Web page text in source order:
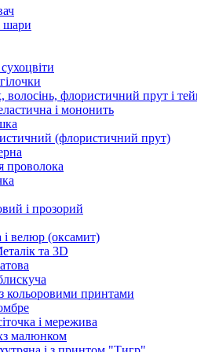
шари
волосінь, флористичний прут і
і мононить
(флористичний прут)
проволока
і прозорий
велюр (оксамит)
та 3D
кольоровими принтами
і мережива
малюнком